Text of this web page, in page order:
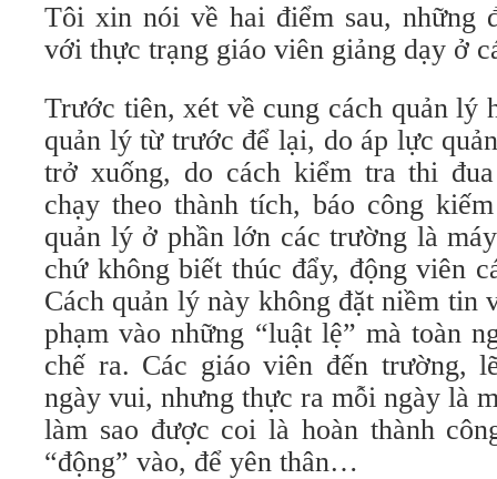
Tôi xin nói về hai điểm sau, những
với thực trạng giáo viên giảng dạy ở
Trước tiên, xét về cung cách quản lý
quản lý từ trước để lại, do áp lực
trở xuống, do cách kiểm tra thi
chạy theo thành tích, báo công
quản lý ở phần lớn các trường là
chứ không biết thúc đẩy, động viên
Cách quản lý này không đặt niềm tin
phạm vào những “luật lệ” mà toàn
chế ra. Các giáo viên đến trường,
ngày vui, nhưng thực ra mỗi ngày là
làm sao được coi là hoàn thành
“động” vào, để yên thân…